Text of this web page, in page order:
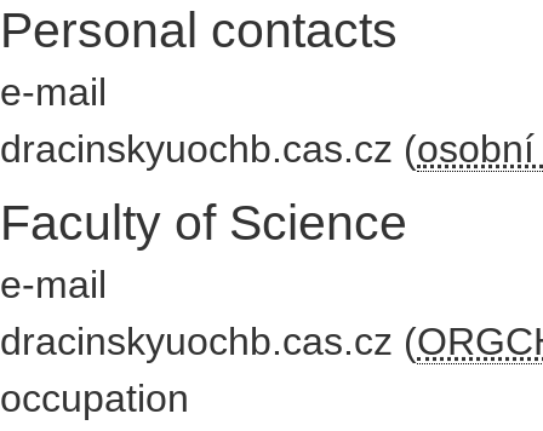
Personal contacts
e-mail
dracinskyuochb.cas.cz (
Faculty of Science
e-mail
dracinskyuochb.cas.cz (
occupation